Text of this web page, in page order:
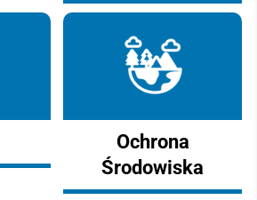
Ochrona
Środowiska